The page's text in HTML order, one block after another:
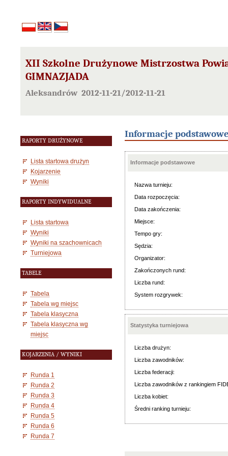
XII Szkolne Drużynowe Mistrzostwa
GIMNAZJADA
Aleksandrów 2012-11-21/2012-11-21
RAPORTY DRUŻYNOWE
Lista startowa drużyn
Kojarzenie
Wyniki
RAPORTY INDYWIDUALNE
Lista startowa
Wyniki
Wyniki na szachownicach
Turniejowa
TABELE
Tabela
Tabela wg miejsc
Tabela klasyczna
Tabela klasyczna wg
miejsc
KOJARZENIA / WYNIKI
Runda 1
Runda 2
Runda 3
Runda 4
Runda 5
Runda 6
Runda 7
Informacje
Informacje podstawowe
Nazwa turnieju:
Data rozpoczęcia:
Data zakończenia:
Miejsce:
Tempo gry:
Sędzia:
Organizator:
Zakończonych rund:
Liczba rund:
System rozgrywek:
Statystyka turniejowa
Liczba drużyn:
Liczba zawodników:
Liczba federacji:
Liczba zawodników z rankingiem
Liczba kobiet:
Średni ranking turnieju: